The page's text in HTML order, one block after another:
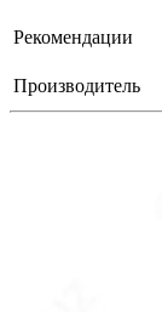
Рекомендации
Производитель